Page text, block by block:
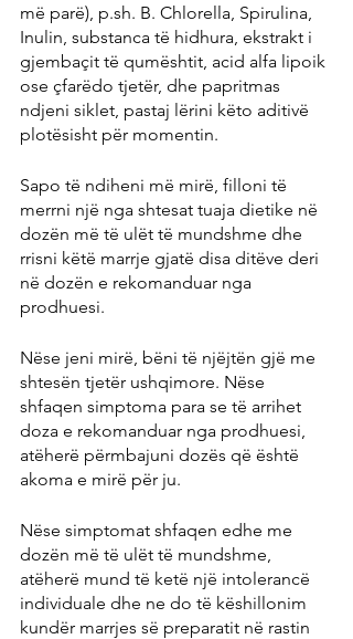
më parë), p.sh. B. Chlorella, Spirulina,
Inulin, substanca të hidhura, ekstrakt i
gjembaçit të qumështit, acid alfa lipoik
ose çfarëdo tjetër, dhe papritmas
ndjeni siklet, pastaj lërini këto aditivë
plotësisht për momentin.
Sapo të ndiheni më mirë, filloni të
merrni një nga shtesat tuaja dietike në
dozën më të ulët të mundshme dhe
rrisni këtë marrje gjatë disa ditëve deri
në dozën e rekomanduar nga
prodhuesi.
Nëse jeni mirë, bëni të njëjtën gjë me
shtesën tjetër ushqimore. Nëse
shfaqen simptoma para se të arrihet
doza e rekomanduar nga prodhuesi,
atëherë përmbajuni dozës që është
akoma e mirë për ju.
Nëse simptomat shfaqen edhe me
dozën më të ulët të mundshme,
atëherë mund të ketë një intolerancë
individuale dhe ne do të këshillonim
kundër marrjes së preparatit në rastin